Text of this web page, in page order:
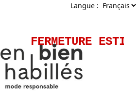
Langue :
FERMETURE